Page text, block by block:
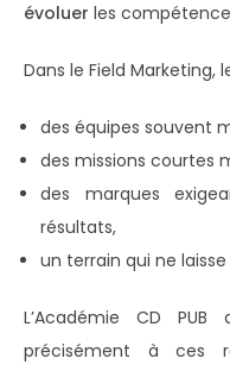
évoluer les
Dans le Field Marketing,
des équipes souvent
des missions courtes
des marques
résultats,
un terrain qui ne
L’Académie CD
précisément à ces